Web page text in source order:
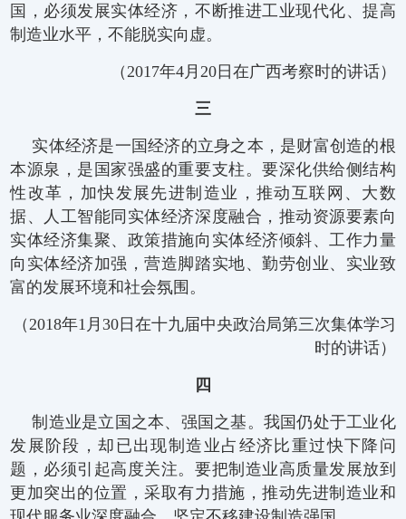
国，必须发展实体经济，不断推进工业现代化、提高
制造业水平，不能脱实向虚。
（2017年4月20日在广西考察时的讲话）
三
实体经济是一国经济的立身之本，是财富创造的根
本源泉，是国家强盛的重要支柱。要深化供给侧结构
性改革，加快发展先进制造业，推动互联网、大数
据、人工智能同实体经济深度融合，推动资源要素向
实体经济集聚、政策措施向实体经济倾斜、工作力量
向实体经济加强，营造脚踏实地、勤劳创业、实业致
富的发展环境和社会氛围。
（2018年1月30日在十九届中央政治局第三次集体学习
时的讲话）
四
制造业是立国之本、强国之基。我国仍处于工业化
发展阶段，却已出现制造业占经济比重过快下降问
题，必须引起高度关注。要把制造业高质量发展放到
更加突出的位置，采取有力措施，推动先进制造业和